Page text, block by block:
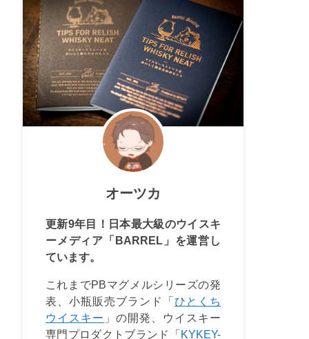
オーツカ
更新9年目！日本最大級のウイスキ
ーメディア「BARREL」を運営し
ています。
これまでPBマグメルシリーズの発
表、小瓶販売ブランド「ひとくち
ウイスキー 」の開発、ウイスキー
専門プロダクトブランド「KYKEY-